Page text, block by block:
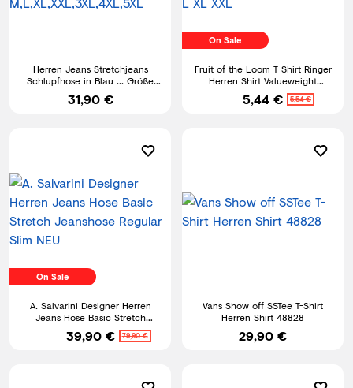
Herren Jeans Stretchjeans
Schlupfhose in Blau ... Größe
M,L,XL,XXL,3XL,4XL,5XL
31,90 €
On Sale
Fruit of the Loom T-Shirt Ringer
Herren Shirt Valueweight
Baumwolle S M L XL XXL
5,44 € 5,54 €
On Sale
A. Salvarini Designer Herren
Jeans Hose Basic Stretch
Jeanshose Regular Slim NEU
39,90 € 79,90 €
Vans Show off SSTee T-Shirt
Herren Shirt 48828
29,90 €